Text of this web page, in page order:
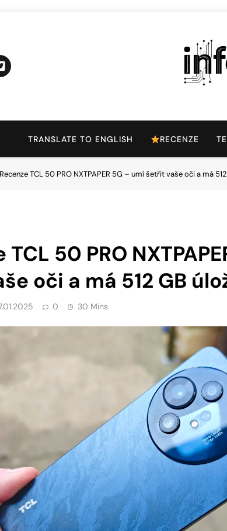
Infoek.cz
TRANSLATE TO ENGLISH RECENZE
Recenze TCL 50 PRO NXTPAPER 5G – umí šetřit vaše oči a má
TCL 50 PRO
oči a má 512 GB
0 30 Mins